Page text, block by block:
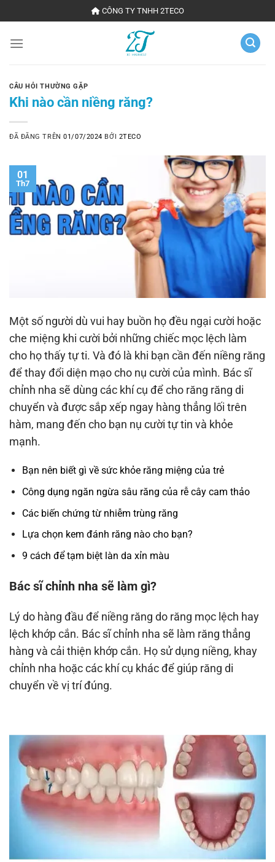
đến
nội
CÔNG TY TNHH 2TECO
CÂU HỎI THƯỜNG GẶP
Khi nào cần niềng răng?
ĐÃ ĐĂNG TRÊN01/07/2024 BỞI 2TECO
01
Th7
Một số người dù vui hay buồn họ đều ngại cười hoặc
che miệng khi cười bởi những chiếc mọc lệch làm
cho họ thấy tự ti. Và đó là khi bạn cần đến niềng răng
để thay đổi diện mạo cho nụ cười của mình. Bác sĩ
chỉnh nha sẽ dùng các khí cụ để cho răng răng di
chuyển và được sắp xếp ngay hàng thẳng lối trên
hàm, mang đến cho bạn nụ cười tự tin và khỏe
mạnh.
Bạn nên biết gì về sức khỏe răng miệng của trẻ
Công dụng ngăn ngừa sâu răng của rễ cây cam thảo
Các biến chứng từ nhiễm trùng răng
Lựa chọn kem đánh răng nào cho bạn?
9 cách để tạm biệt làn da xỉn màu
Bác sĩ chỉnh nha sẽ làm gì?
Lý do hàng đầu để niềng răng do răng mọc lệch hay
lệch khớp cắn. Bác sĩ chỉnh nha sẽ làm răng thẳng
hàng và cải thiện khớp cắn. Họ sử dụng niềng, khay
chỉnh nha hoặc các khí cụ khác để giúp răng di
chuyển về vị trí đúng.